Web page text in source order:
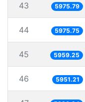
43 5975.79
44 5975.75
45 5959.25
46 5951.21